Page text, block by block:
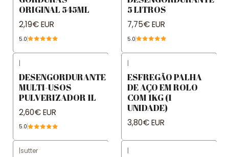
ORIGINAL 545ML
2,19€ EUR
5.0
5 LITROS
7,75€ EUR
5.0
|
DESENGORDURANTE
MULTI-USOS
PULVERIZADOR 1L
2,60€ EUR
5.0
|
ESFREGÃO PALHA
DE AÇO EM ROLO
COM 1KG (1
UNIDADE)
3,80€ EUR
|sutter |